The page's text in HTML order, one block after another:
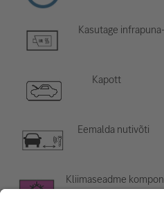
Kasutage
Kapott
Eemalda nutivõti
Kliimaseadme